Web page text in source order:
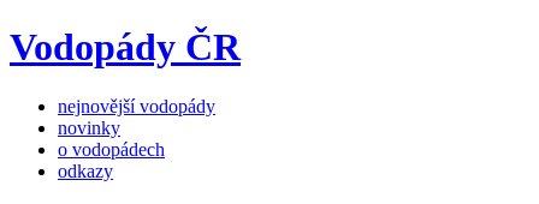
Vodopády ČR
nejnovější vodopády
novinky
o vodopádech
odkazy